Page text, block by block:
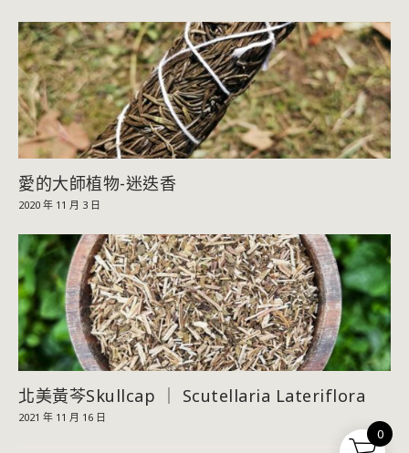
愛的大師植物-迷迭香
2020 年 11 月 3 日
北美黃芩Skullcap ｜ Scutellaria Lateriflora
2021 年 11 月 16 日
0